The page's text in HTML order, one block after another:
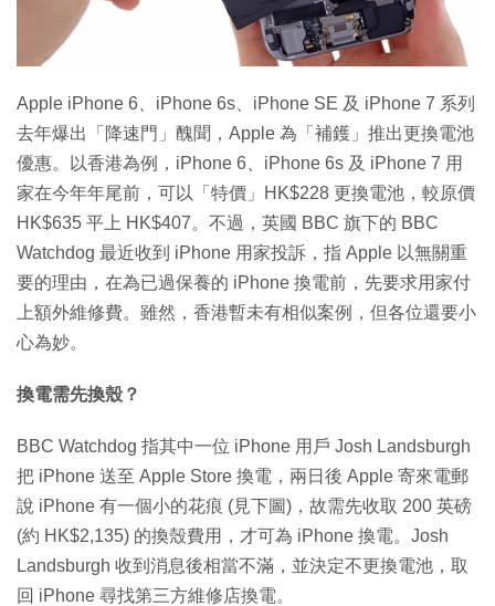
Apple iPhone 6、iPhone 6s、iPhone SE 及 iPhone 7 系列
去年爆出「降速門」醜聞，Apple 為「補鑊」推出更換電池
優惠。以香港為例，iPhone 6、iPhone 6s 及 iPhone 7 用
家在今年年尾前，可以「特價」HK$228 更換電池，較原價
HK$635 平上 HK$407。不過，英國 BBC 旗下的 BBC
Watchdog 最近收到 iPhone 用家投訴，指 Apple 以無關重
要的理由，在為已過保養的 iPhone 換電前，先要求用家付
上額外維修費。雖然，香港暫未有相似案例，但各位還要小
心為妙。
換電需先換殼？
BBC Watchdog 指其中一位 iPhone 用戶 Josh Landsburgh
把 iPhone 送至 Apple Store 換電，兩日後 Apple 寄來電郵
說 iPhone 有一個小的花痕 (見下圖)，故需先收取 200 英磅
(約 HK$2,135) 的換殼費用，才可為 iPhone 換電。Josh
Landsburgh 收到消息後相當不滿，並決定不更換電池，取
回 iPhone 尋找第三方維修店換電。